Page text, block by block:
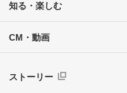
知る・楽しむ
CM・動画
ストーリー